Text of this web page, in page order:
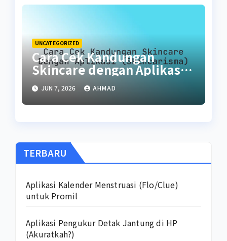
UNCATEGORIZED
Cara Cek Kandungan
Skincare dengan Aplikasi
(SkinCarisma)
JUN 7, 2026 AHMAD
TERBARU
Aplikasi Kalender Menstruasi (Flo/Clue)
untuk Promil
Aplikasi Pengukur Detak Jantung di HP
(Akuratkah?)